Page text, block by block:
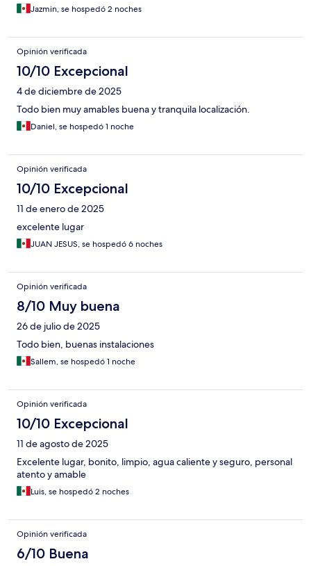
Jazmin, se hospedó 2 noches
Opinión verificada
10/10 Excepcional
4 de diciembre de 2025
Todo bien muy amables buena y tranquila localización.
Daniel, se hospedó 1 noche
Opinión verificada
10/10 Excepcional
11 de enero de 2025
excelente lugar
JUAN JESUS, se hospedó 6 noches
Opinión verificada
8/10 Muy buena
26 de julio de 2025
Todo bien, buenas instalaciones
Sallem, se hospedó 1 noche
Opinión verificada
10/10 Excepcional
11 de agosto de 2025
Excelente lugar, bonito, limpio, agua caliente y seguro, personal
atento y amable
Luis, se hospedó 2 noches
Opinión verificada
6/10 Buena